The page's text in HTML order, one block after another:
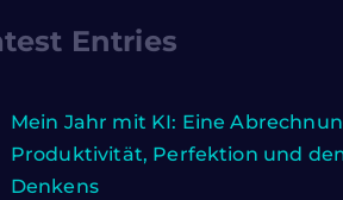
Entries
Mein Jahr mit KI: Eine
Produktivität, Perfektion und
Denkens